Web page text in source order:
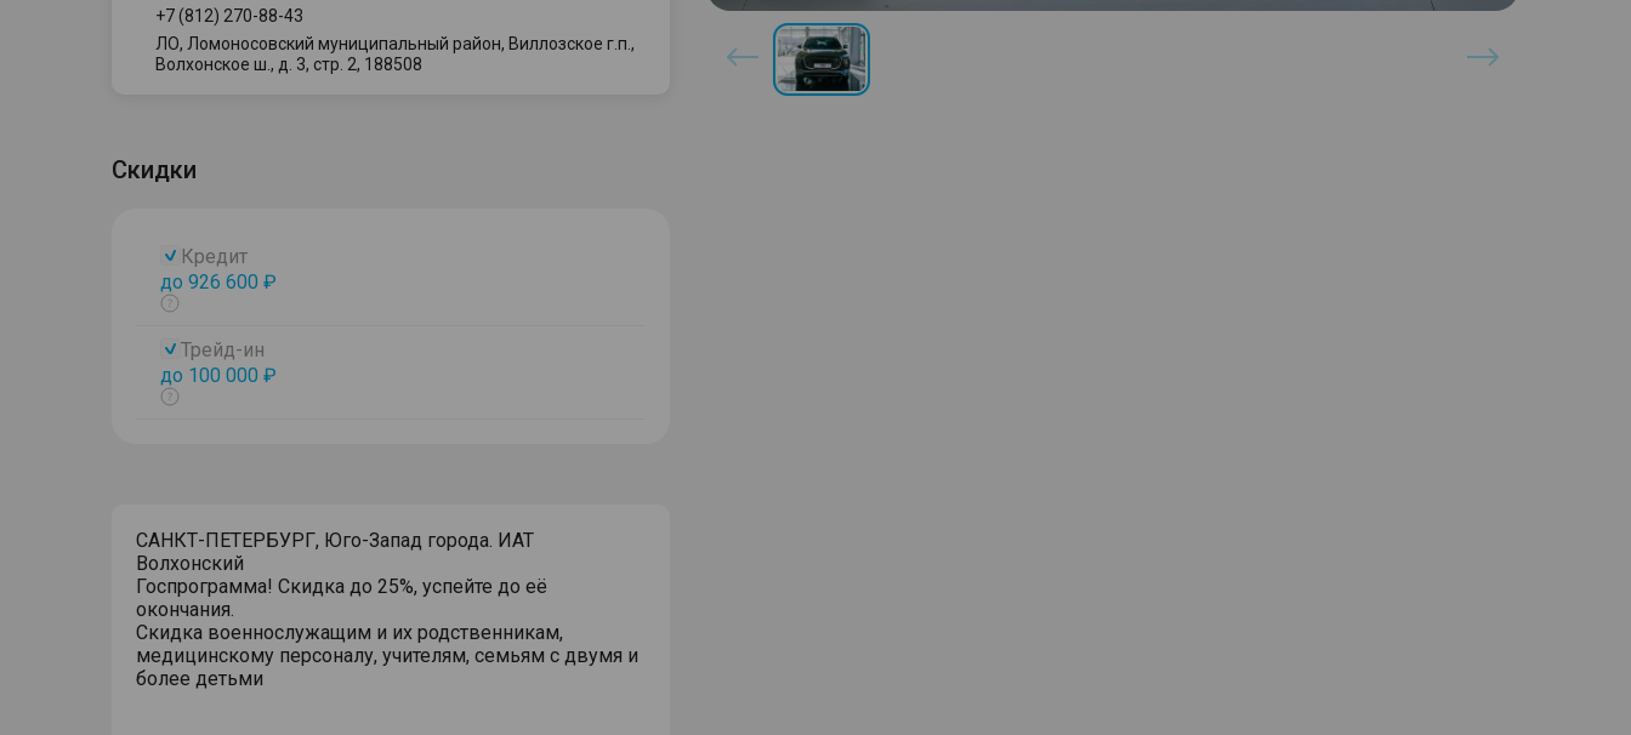
+7 (812) 270-88-43
ЛО, Ломоносовский муниципальный район, Виллозское г.п.,
Волхонское ш., д. 3, стр. 2, 188508
Скидки
Кредит
до 926 600 ₽
Показать
Трейд-ин
до 100 000 ₽
Показать
САНКТ-ПЕТЕРБУРГ, Юго-Запад города. ИАТ
Волхонский
Госпрограмма! Скидка до 25%, успейте до её
окончания.
Скидка военнослужащим и их родственникам,
медицинскому персоналу, учителям, семьям с двумя и
более детьми